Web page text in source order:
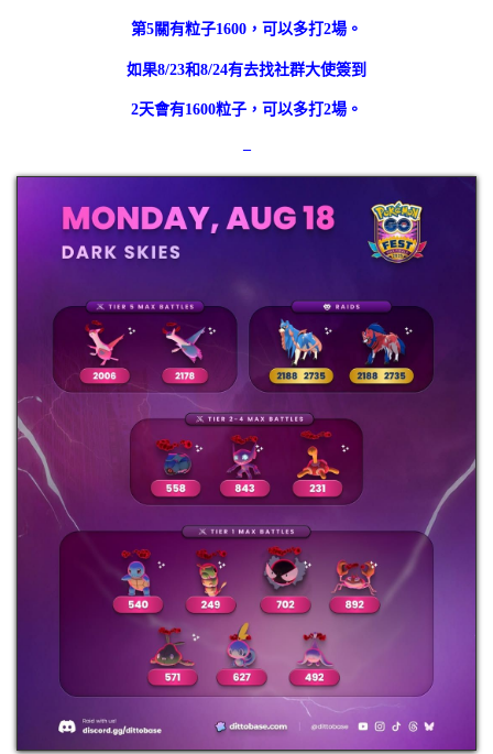
第5關有粒子1600，可以多打2場。
如果8/23和8/24有去找社群大使簽到
2天會有1600粒子，可以多打2場。
–